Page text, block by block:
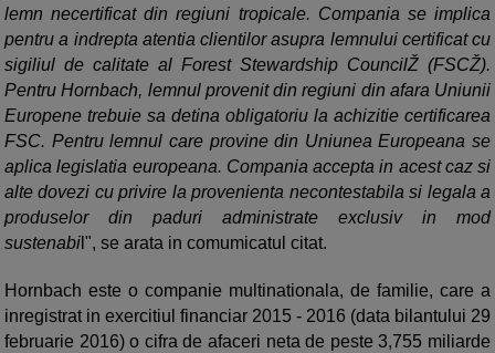
lemn necertificat din regiuni tropicale. Compania se implica
pentru a indrepta atentia clientilor asupra lemnului certificat cu
sigiliul de calitate al Forest Stewardship CouncilŽ (FSCŽ).
Pentru Hornbach, lemnul provenit din regiuni din afara Uniunii
Europene trebuie sa detina obligatoriu la achizitie certificarea
FSC. Pentru lemnul care provine din Uniunea Europeana se
aplica legislatia europeana. Compania accepta in acest caz si
alte dovezi cu privire la provenienta necontestabila si legala a
produselor din paduri administrate exclusiv in mod
sustenabi l", se arata in comumicatul citat.
Hornbach este o companie multinationala, de familie, care a
inregistrat in exercitiul financiar 2015 - 2016 (data bilantului 29
februarie 2016) o cifra de afaceri neta de peste 3,755 miliarde